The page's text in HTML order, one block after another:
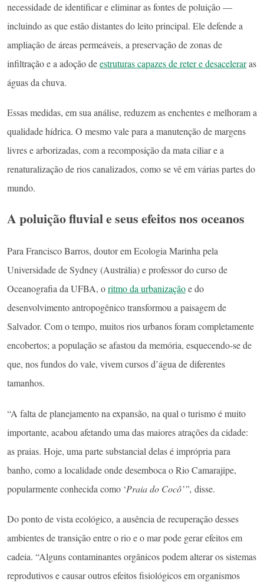
necessidade de identificar e eliminar as fontes de poluição —
incluindo as que estão distantes do leito principal. Ele defende a
ampliação de áreas permeáveis, a preservação de zonas de
infiltração e a adoção deestruturas capazes de reter e desaceleraras
águas da chuva.
Essas medidas, em sua análise, reduzem as enchentes e melhoram a
qualidade hídrica. O mesmo vale para a manutenção de margens
livres e arborizadas, com a recomposição da mata ciliar e a
renaturalização de rios canalizados, como se vê em várias partes do
mundo.
A poluição fluvial e seus efeitos nos oceanos
Para Francisco Barros, doutor em Ecologia Marinha pela
Universidade de Sydney (Austrália) e professor do curso de
Oceanografia da UFBA, oritmo da urbanizaçãoe do
desenvolvimento antropogênico transformou a paisagem de
Salvador. Com o tempo, muitos rios urbanos foram completamente
encobertos; a população se afastou da memória, esquecendo-se de
que, nos fundos do vale, vivem cursos d’água de diferentes
tamanhos.
“A falta de planejamento na expansão, na qual o turismo é muito
importante, acabou afetando uma das maiores atrações da cidade:
as praias. Hoje, uma parte substancial delas é imprópria para
banho, como a localidade onde desemboca o Rio Camarajipe,
popularmente conhecida como ‘Praia do Cocô’”, disse.
Do ponto de vista ecológico, a ausência de recuperação desses
ambientes de transição entre o rio e o mar pode gerar efeitos em
cadeia. “Alguns contaminantes orgânicos podem alterar os sistemas
reprodutivos e causar outros efeitos fisiológicos em organismos